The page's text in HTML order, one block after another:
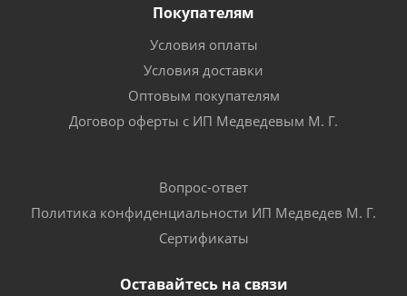
Покупателям
Условия оплаты
Условия доставки
Оптовым покупателям
Договор оферты с ИП Медведевым М. Г.
Вопрос-ответ
Политика конфиденциальности ИП Медведев М. Г.
Сертификаты
Оставайтесь на связи